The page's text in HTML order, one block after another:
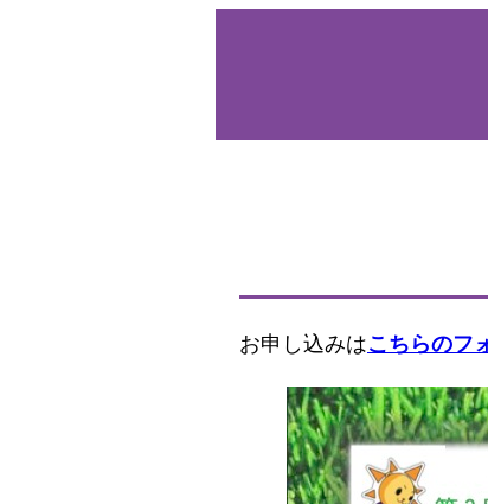
お申し込みはこちらのフ